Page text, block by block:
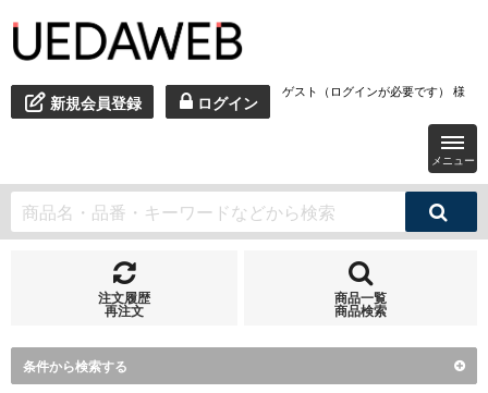
新規会員登録 ログイン
ゲスト（ログインが必要です） 様
メニュー
注文履歴
再注文
商品一覧
商品検索
条件から検索する